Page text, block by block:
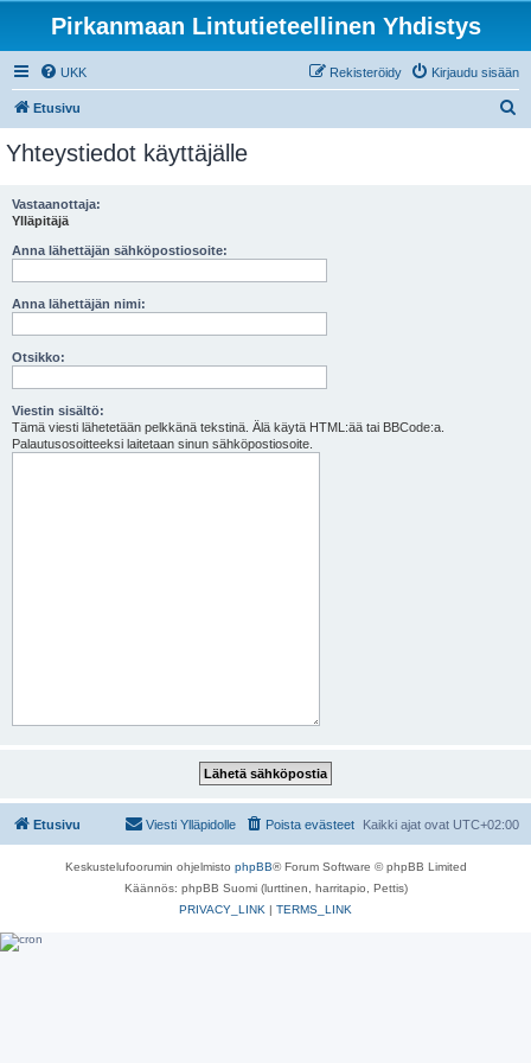
Pirkanmaan Lintutieteellinen Yhdistys
UKK Kirjaudu sisään
Rekisteröidy
Etusivu
Yhteystiedot käyttäjälle
Vastaanottaja:
Ylläpitäjä
Anna lähettäjän sähköpostiosoite:
Anna lähettäjän nimi:
Otsikko:
Viestin sisältö:
Tämä viesti lähetetään pelkkänä tekstinä. Älä käytä HTML:ää tai BBCode:a.
Palautusosoitteeksi laitetaan sinun sähköpostiosoite.
Etusivu Kaikki ajat ovat UTC+02:00
Poista evästeet
Viesti Ylläpidolle
Keskustelufoorumin ohjelmisto phpBB® Forum Software © phpBB Limited
Käännös: phpBB Suomi (lurttinen, harritapio, Pettis)
PRIVACY_LINK | TERMS_LINK